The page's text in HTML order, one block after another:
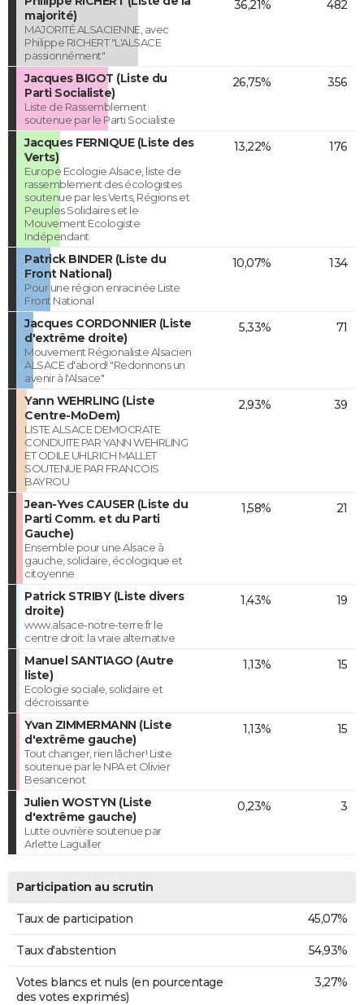
majorité)
MAJORITÉ ALSACIENNE, avec
Philippe RICHERT "L'ALSACE
passionnément"
36,21% 482
Jacques BIGOT (Liste du
Parti Socialiste)
Liste de Rassemblement
soutenue par le Parti Socialiste
26,75% 356
Jacques FERNIQUE (Liste des
Verts)
Europe Ecologie Alsace, liste de
rassemblement des écologistes
soutenue par les Verts, Régions et
Peuples Solidaires et le
Mouvement Ecologiste
Indépendant
13,22% 176
Patrick BINDER (Liste du
Front National)
Pour une région enracinée Liste
Front National
10,07% 134
Jacques CORDONNIER (Liste
d'extrême droite)
Mouvement Régionaliste Alsacien
ALSACE d'abord! "Redonnons un
avenir à l'Alsace"
5,33% 71
Yann WEHRLING (Liste
Centre-MoDem)
LISTE ALSACE DEMOCRATE
CONDUITE PAR YANN WEHRLING
ET ODILE UHLRICH MALLET
SOUTENUE PAR FRANCOIS
BAYROU
2,93% 39
Jean-Yves CAUSER (Liste du
Parti Comm. et du Parti
Gauche)
Ensemble pour une Alsace à
gauche, solidaire, écologique et
citoyenne
1,58% 21
Patrick STRIBY (Liste divers
droite)
www.alsace-notre-terre.fr le
centre droit: la vraie alternative
1,43% 19
Manuel SANTIAGO (Autre
liste)
Ecologie sociale, solidaire et
décroissante
1,13% 15
Yvan ZIMMERMANN (Liste
d'extrême gauche)
Tout changer, rien lâcher! Liste
soutenue par le NPA et Olivier
Besancenot
1,13% 15
Julien WOSTYN (Liste
d'extrême gauche)
Lutte ouvrière soutenue par
Arlette Laguiller
0,23% 3
Participation au scrutin
Taux de participation 45,07%
Taux d'abstention 54,93%
Votes blancs et nuls (en pourcentage
des votes exprimés)
3,27%